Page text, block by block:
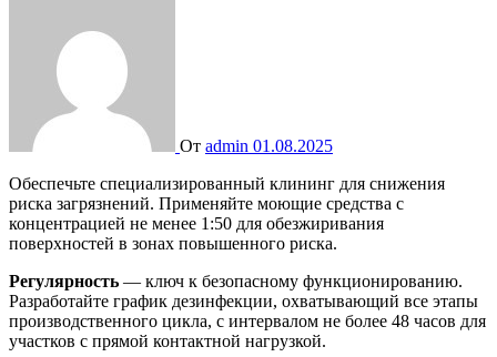
От admin 01.08.2025
Обеспечьте специализированный клининг для снижения
риска загрязнений. Применяйте моющие средства с
концентрацией не менее 1:50 для обезжиривания
поверхностей в зонах повышенного риска.
Регулярность — ключ к безопасному функционированию.
Разработайте график дезинфекции, охватывающий все этапы
производственного цикла, с интервалом не более 48 часов для
участков с прямой контактной нагрузкой.